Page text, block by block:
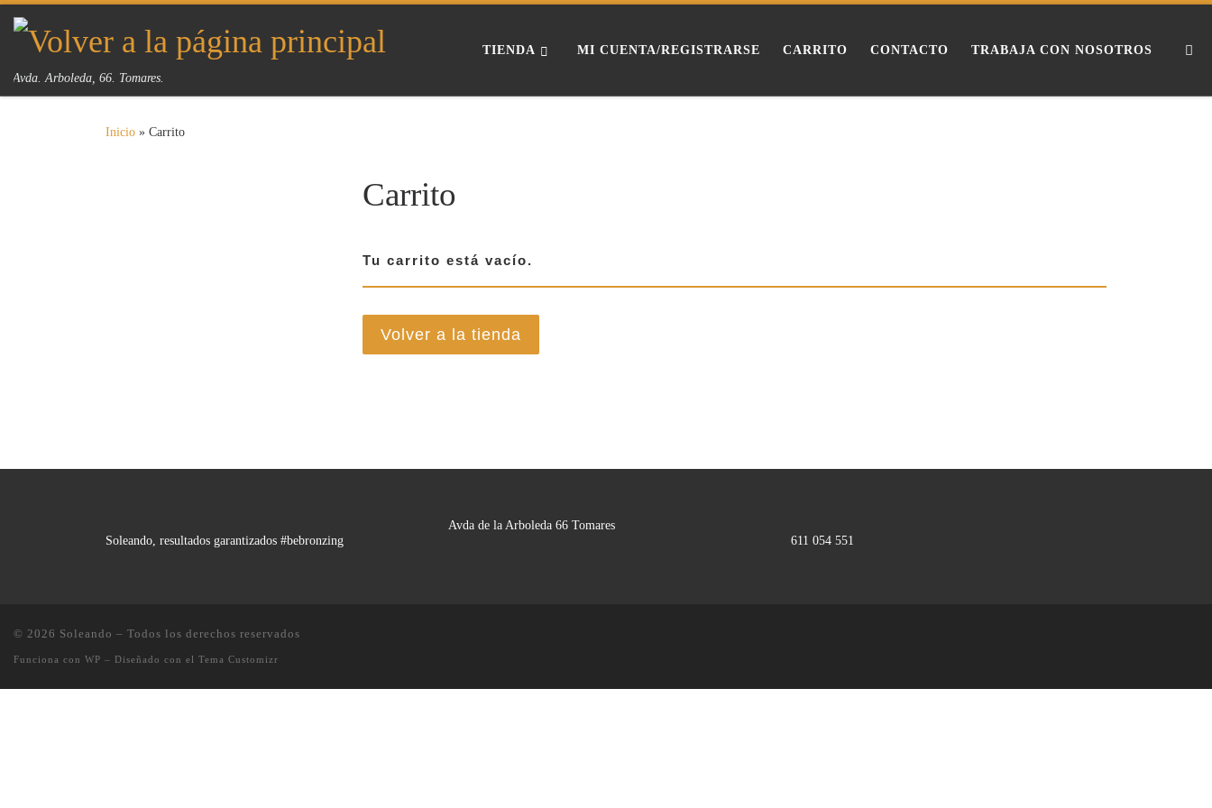
Saltar al contenido
Avda. Arboleda, 66. Tomares.
TIENDA MI CUENTA/REGISTRARSE CARRITO CONTACTO TRABAJA CON NOSOTROS
Inicio » Carrito
Carrito
Tu carrito está vacío.
Volver a la tienda
Soleando, resultados garantizados #bebronzing
Avda de la Arboleda 66 Tomares
611 054 551
© 2026 Soleando – Todos los derechos reservados
Funciona con WP – Diseñado con el Tema Customizr